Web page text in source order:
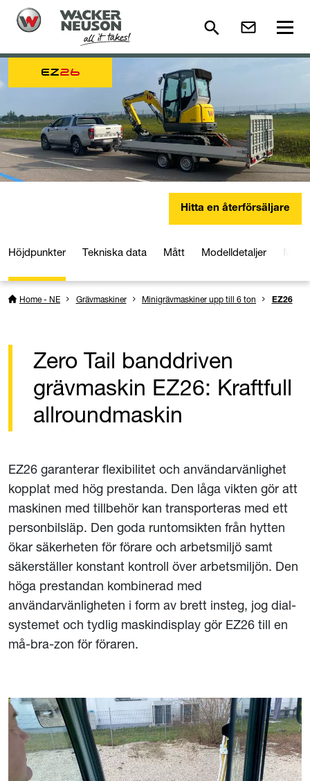
EZ26
Hitta en återförsäljare
Höjdpunkter Tekniska data Mått Modelldetaljer
Home - NE Grävmaskiner Minigrävmaskiner upp till 6 ton EZ26
Zero Tail banddriven
grävmaskin EZ26: Kraftfull
allroundmaskin
EZ26 garanterar flexibilitet och användarvänlighet
kopplat med hög prestanda. Den låga vikten gör att
maskinen med tillbehör kan transporteras med ett
personbilsläp. Den goda runtomsikten från hytten
ökar säkerheten för förare och arbetsmiljö samt
säkerställer konstant kontroll över arbetsmiljön. Den
höga prestandan kombinerad med
användarvänligheten i form av brett insteg, jog dial-
systemet och tydlig maskindisplay gör EZ26 till en
må-bra-zon för föraren.